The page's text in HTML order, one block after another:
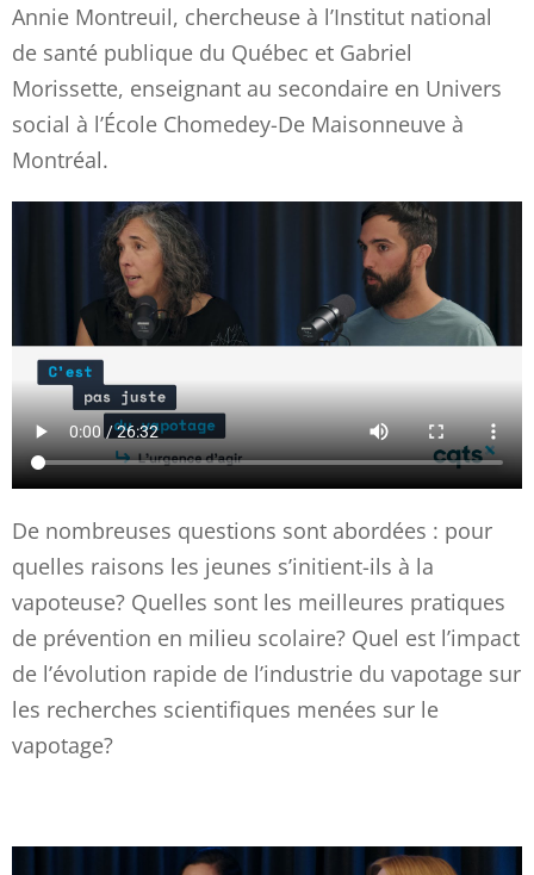
Annie Montreuil, chercheuse à l’Institut national
de santé publique du Québec et Gabriel
Morissette, enseignant au secondaire en Univers
social à l’École Chomedey-De Maisonneuve à
Montréal.
De nombreuses questions sont abordées : pour
quelles raisons les jeunes s’initient-ils à la
vapoteuse? Quelles sont les meilleures pratiques
de prévention en milieu scolaire? Quel est l’impact
de l’évolution rapide de l’industrie du vapotage sur
les recherches scientifiques menées sur le
vapotage?